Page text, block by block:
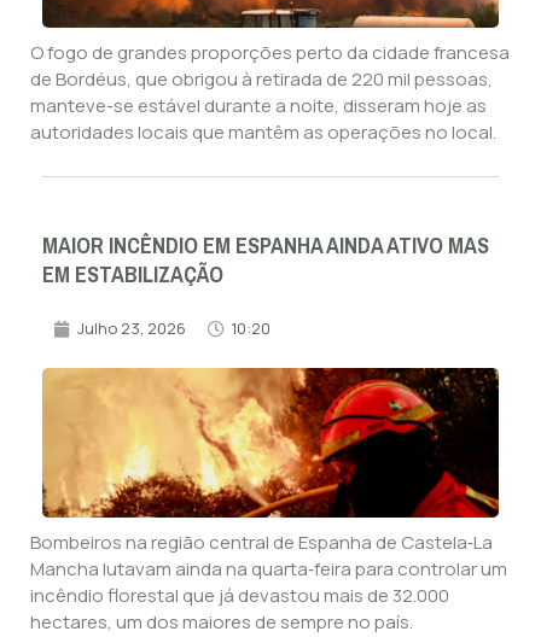
O fogo de grandes proporções perto da cidade francesa
de Bordéus, que obrigou à retirada de 220 mil pessoas,
manteve-se estável durante a noite, disseram hoje as
autoridades locais que mantêm as operações no local.
MAIOR INCÊNDIO EM ESPANHA AINDA ATIVO MAS
EM ESTABILIZAÇÃO
Julho 23, 2026 10:20
Bombeiros na região central de Espanha de Castela‑La
Mancha lutavam ainda na quarta‑feira para controlar um
incêndio florestal que já devastou mais de 32.000
hectares, um dos maiores de sempre no país.